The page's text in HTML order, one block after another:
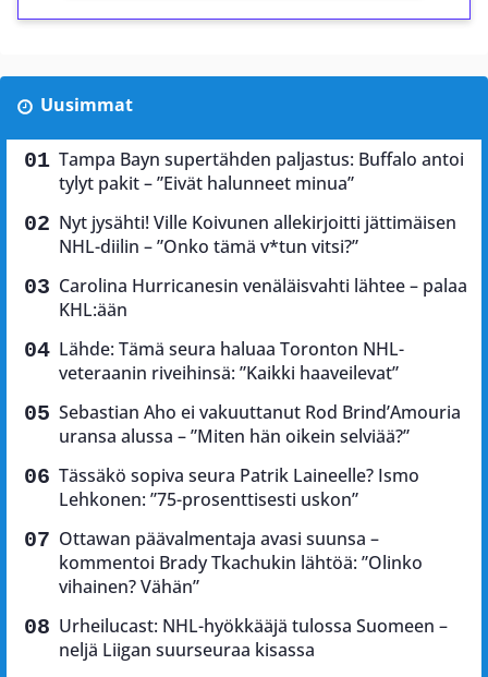
Uusimmat
Tampa Bayn supertähden paljastus: Buffalo antoi
tylyt pakit – ”Eivät halunneet minua”
Nyt jysähti! Ville Koivunen allekirjoitti jättimäisen
NHL-diilin – ”Onko tämä v*tun vitsi?”
Carolina Hurricanesin venäläisvahti lähtee – palaa
KHL:ään
Lähde: Tämä seura haluaa Toronton NHL-
veteraanin riveihinsä: ”Kaikki haaveilevat”
Sebastian Aho ei vakuuttanut Rod Brind’Amouria
uransa alussa – ”Miten hän oikein selviää?”
Tässäkö sopiva seura Patrik Laineelle? Ismo
Lehkonen: ”75-prosenttisesti uskon”
Ottawan päävalmentaja avasi suunsa –
kommentoi Brady Tkachukin lähtöä: ”Olinko
vihainen? Vähän”
Urheilucast: NHL-hyökkääjä tulossa Suomeen –
neljä Liigan suurseuraa kisassa